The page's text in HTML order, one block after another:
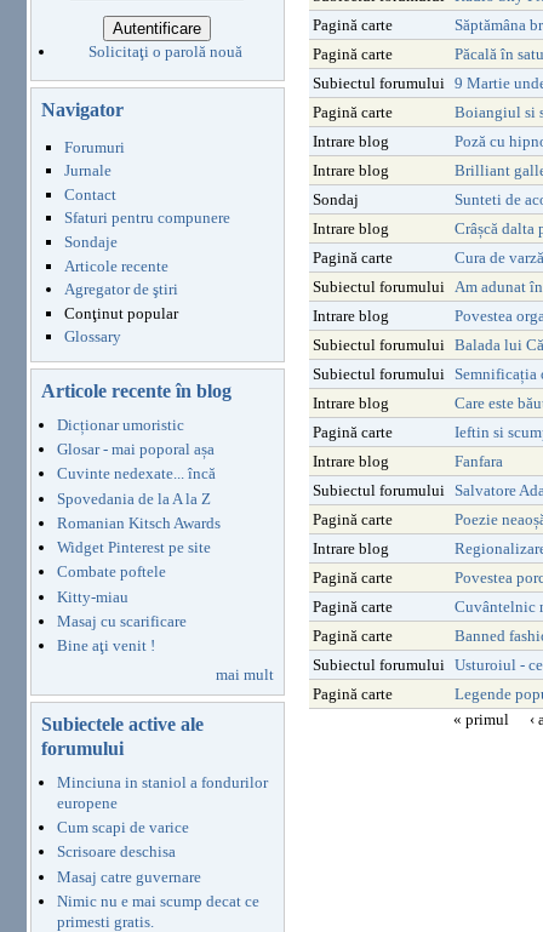
Solicitaţi o parolă nouă
Navigator
Forumuri
Jurnale
Contact
Sfaturi pentru compunere
Sondaje
Articole recente
Agregator de ştiri
Conţinut popular
Glossary
Articole recente în blog
Dicționar umoristic
Glosar - mai poporal așa
Cuvinte nedexate... încă
Spovedania de la A la Z
Romanian Kitsch Awards
Widget Pinterest pe site
Combate poftele
Kitty-miau
Masaj cu scarificare
Bine aţi venit !
mai mult
Subiectele active ale
forumului
Minciuna in staniol a fondurilor
europene
Cum scapi de varice
Scrisoare deschisa
Masaj catre guvernare
Nimic nu e mai scump decat ce
primesti gratis.
Pagină carte
Săptămâna
Pagină carte
Păcală în
Subiectul forumului 9 Martie
Pagină carte
Boiangiul si
Intrare blog
Poză cu
Intrare blog
Brilliant
Sondaj
Sunteti de
Intrare blog
Crâșcă dalta
Pagină carte
Cura de
Subiectul forumului Am adunat
Intrare blog
Povestea
Subiectul forumului Balada lui
Subiectul forumului Semnificația
Intrare blog
Care este
Pagină carte
Ieftin si
Intrare blog
Fanfara
Subiectul forumului Salvatore
Pagină carte
Poezie
Intrare blog
Pagină carte
Povestea
Pagină carte
Cuvântelnic
Pagină carte
Banned
Subiectul forumului Usturoiul -
Pagină carte
Legende
« primul
‹